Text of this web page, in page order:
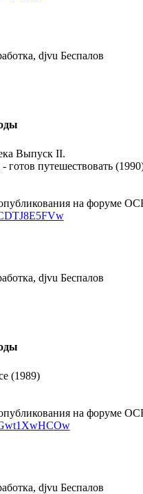
djvu Беспалов
Выпуск II.
путешествовать
на форуме
djvu Беспалов
(1989)
на форуме
djvu Беспалов